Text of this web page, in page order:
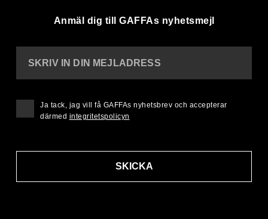
Anmäl dig till GAFFAs nyhetsmejl
SKRIV IN DIN MEJLADRESS
SKICKA
Ja tack, jag vill få GAFFAs nyhetsbrev och accepterar
därmed integritetspolicyn